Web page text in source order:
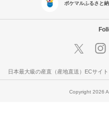
ポケマルふるさと
日本最大級の産直（産地直送）ECサイ
Copyright 2026